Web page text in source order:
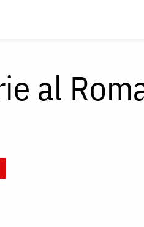
al